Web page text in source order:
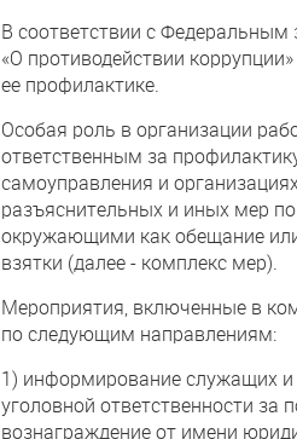
В соответствии с
«О противодействии
ее профилактике.
Особая роль в организации
ответственным за
самоуправления и
разъяснительных и иных мер
окружающими как обещание или
взятки (далее - комплекс мер).
Мероприятия, включенные в
по следующим направлениям:
1) информирование служащих и
уголовной ответственности за
вознаграждение от имени